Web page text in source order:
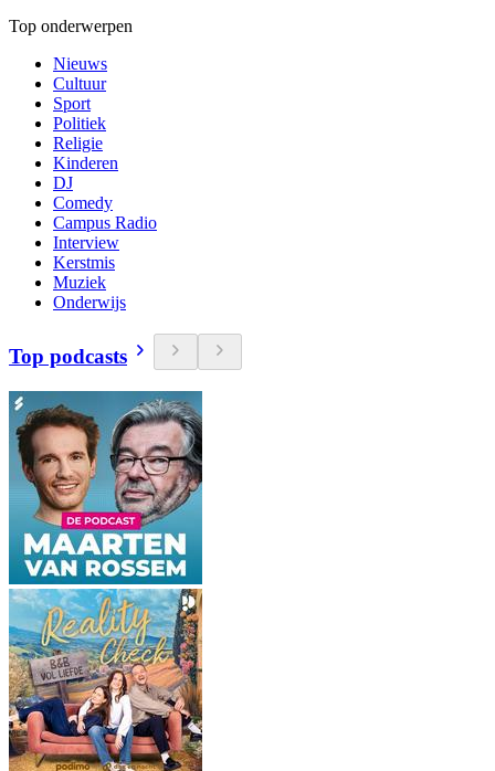
Top onderwerpen
Nieuws
Cultuur
Sport
Politiek
Religie
Kinderen
DJ
Comedy
Campus Radio
Interview
Kerstmis
Muziek
Onderwijs
Top podcasts